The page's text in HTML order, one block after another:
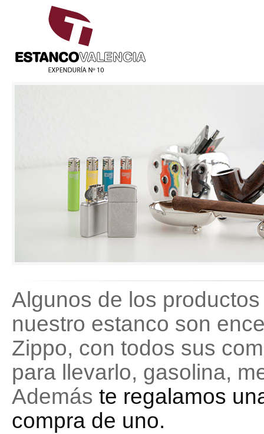
Algunos de los
nuestro estanco son
Zippo, con todos sus
para llevarlo, gasolina,
Además te regalamos
compra de uno.